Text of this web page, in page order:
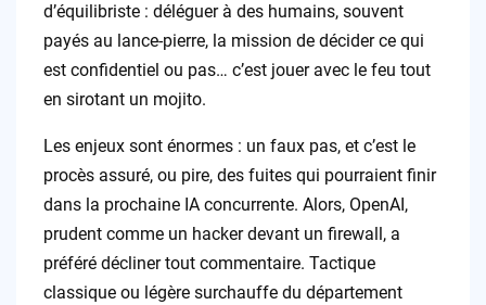
d’équilibriste : déléguer à des humains, souvent
payés au lance-pierre, la mission de décider ce qui
est confidentiel ou pas… c’est jouer avec le feu tout
en sirotant un mojito.
Les enjeux sont énormes : un faux pas, et c’est le
procès assuré, ou pire, des fuites qui pourraient finir
dans la prochaine IA concurrente. Alors, OpenAI,
prudent comme un hacker devant un firewall, a
préféré décliner tout commentaire. Tactique
classique ou légère surchauffe du département